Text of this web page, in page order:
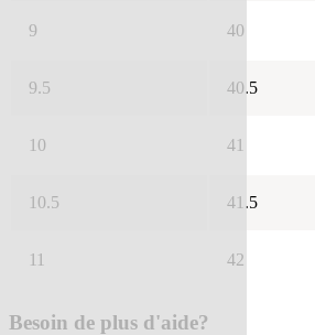
9 40
9.5 40.5
10 41
10.5 41.5
11 42
Besoin de plus d'aide?